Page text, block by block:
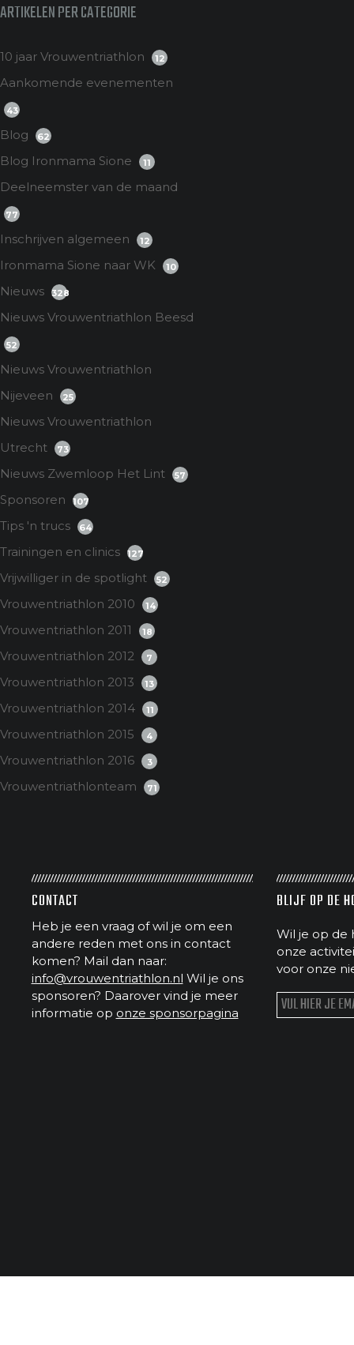
ARTIKELEN PER CATEGORIE
10 jaar Vrouwentriathlon 12
Aankomende evenementen
43
Blog 62
Blog Ironmama Sione 11
Deelneemster van de maand
77
Inschrijven algemeen 12
Ironmama Sione naar WK 10
Nieuws 328
Nieuws Vrouwentriathlon Beesd
52
Nieuws Vrouwentriathlon
Nijeveen
25
Nieuws Vrouwentriathlon
Utrecht
73
Nieuws Zwemloop Het Lint 57
Sponsoren 107
Tips 'n trucs 64
Trainingen en clinics 127
Vrijwilliger in de spotlight 52
Vrouwentriathlon 2010 14
Vrouwentriathlon 2011 18
Vrouwentriathlon 2012 7
Vrouwentriathlon 2013 13
Vrouwentriathlon 2014 11
Vrouwentriathlon 2015 4
Vrouwentriathlon 2016 3
Vrouwentriathlonteam 71
CONTACT
Heb je een vraag of wil je om een
andere reden met ons in contact
komen? Mail dan naar:
info@vrouwentriathlon.nl Wil je ons
sponsoren? Daarover vind je meer
informatie op onze sponsorpagina
BLIJF OP DE
Wil je op de
onze
voor onze